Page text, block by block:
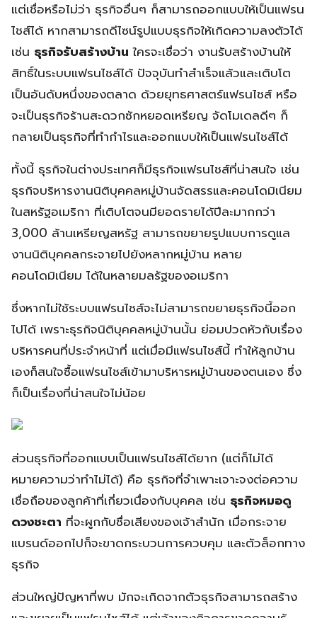
แต่เชื่อหรือไม่ว่า ธุรกิจอื่นๆ ก็สามารถออกแบบให้เป็นแฟรน
ไชส์ได้ หากสามารถดีไซน์รูปแบบธุรกิจให้เกิดความลงตัวได้
เช่น ธุรกิจรับสร้างบ้าน ใครจะเชื่อว่า งานรับสร้างบ้านให้
สิทธิ์ในระบบแฟรนไชส์ได้ ปัจจุบันทำสำเร็จแล้วและเติบโต
เป็นอันดับหนึ่งของตลาด ด้วยยุทธศาสตร์แฟรนไชส์ หรือ
จะเป็นธุรกิจร้านสะดวกซักหยอดเหรียญ จัดโมเดลดีๆ ก็
กลายเป็นธุรกิจที่ทำกำไรและออกแบบให้เป็นแฟรนไชส์ได้
ทั้งนี้ ธุรกิจในต่างประเทศก็มีธุรกิจแฟรนไชส์ที่น่าสนใจ เช่น
ธุรกิจบริหารงานนิติบุคคลหมู่บ้านจัดสรรและคอนโดมิเนียม
ในสหรัฐอเมริกา ที่เติบโตจนมียอดรายได้ปีละมากกว่า
3,000 ล้านเหรียญสหรัฐ สามารถขยายรูปแบบการดูแล
งานนิติบุคคลกระจายไปยังหลากหมู่บ้าน หลาย
คอนโดมิเนียม ได้ในหลายมลรัฐของอเมริกา
ซึ่งหากไม่ใช้ระบบแฟรนไชส์จะไม่สามารถขยายธุรกิจนี้ออก
ไปได้ เพราะธุรกิจนิติบุคคลหมู่บ้านนั้น ย่อมปวดหัวกับเรื่อง
บริหารคนที่ประจำหน้าที่ แต่เมื่อมีแฟรนไชส์นี้ ทำให้ลูกบ้าน
เองก็สนใจซื้อแฟรนไชส์เข้ามาบริหารหมู่บ้านของตนเอง ซึ่ง
ก็เป็นเรื่องที่น่าสนใจไม่น้อย
ส่วนธุรกิจที่ออกแบบเป็นแฟรนไชส์ได้ยาก (แต่ก็ไม่ได้
หมายความว่าทำไม่ได้) คือ ธุรกิจที่จำเพาะเจาะจงต่อความ
เชื่อถือของลูกค้าที่เกี่ยวเนื่องกับบุคคล เช่น ธุรกิจหมอดู
ดวงชะตา ที่จะผูกกับชื่อเสียงของเจ้าสำนัก เมื่อกระจาย
แบรนด์ออกไปก็จะขาดกระบวนการควบคุม และตัวล็อกทาง
ธุรกิจ
ส่วนใหญ่ปัญหาที่พบ มักจะเกิดจากตัวธุรกิจสามารถสร้าง